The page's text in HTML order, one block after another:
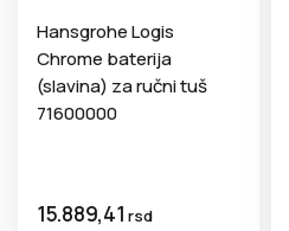
Hansgrohe Logis
Chrome baterija
(slavina) za ručni tuš
71600000
15.889,41 rsd